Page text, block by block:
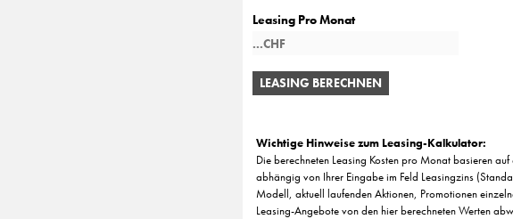
Leasing Pro Monat
LEASING BERECHNEN
Wichtige Hinweise zum Leasing-Kalkulator:
Die berechneten Leasing Kosten pro Monat basieren
abhängig von Ihrer Eingabe im Feld Leasingzins
Modell, aktuell laufenden Aktionen, Promotionen
Leasing-Angebote von den hier berechneten Werten